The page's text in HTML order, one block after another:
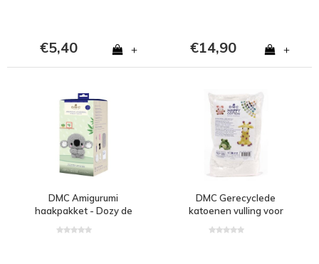
€5,40 + €14,90 +
DMC Amigurumi
haakpakket - Dozy de
DMC Gerecyclede
katoenen vulling voor
Kleur WHITE